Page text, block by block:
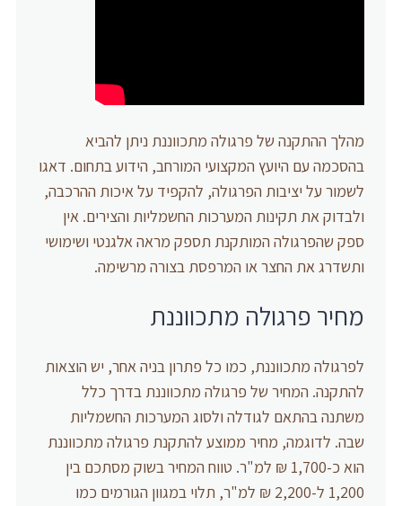
מהלך ההתקנה של פרגולה מתכווננת ניתן להביא
בהסכמה עם היועץ המקצועי המורחב, הידוע בתחום. דאגו
לשמור על יציבות הפרגולה, להקפיד על איכות ההרכבה,
ולבדוק את תקינות המערכות החשמליות והצירים. אין
ספק שהפרגולה המותקנת תספק מראה אלגנטי ושימושי
ותשדרג את החצר או המרפסת בצורה מרשימה.
מחיר פרגולה מתכווננת
לפרגולה מתכווננת, כמו כל פתרון בניה אחר, יש הוצאות
להתקנה. המחיר של פרגולה מתכווננת בדרך כלל
משתנה בהתאם לגודלה ולסוג המערכות החשמליות
שבה. לדוגמה, מחיר ממוצע להתקנת פרגולה מתכווננת
הוא כ-1,700 ₪ למ"ר. טווח המחיר בשוק מסתכם בין
1,200 ל-2,200 ₪ למ"ר, תלוי במגוון הגורמים כמו